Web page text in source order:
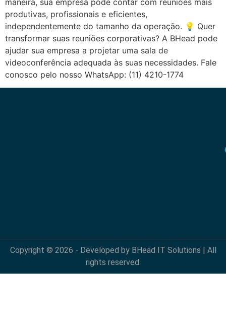
produtivas, profissionais e eficientes,
independentemente do tamanho da operação. 💡 Quer
transformar suas reuniões corporativas? A BHead pode
ajudar sua empresa a projetar uma sala de
videoconferência adequada às suas necessidades. Fale
conosco pelo nosso WhatsApp: (11) 4210-1774
Copyright © 2026 - Developed by BHead IT Solutions | All
rights reserved.